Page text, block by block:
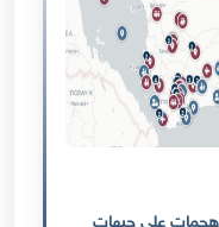
على جبهات